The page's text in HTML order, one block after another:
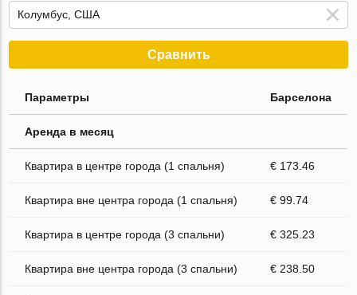
Сравнить
Параметры Барселона
Аренда в месяц
Квартира в центре города (1 спальня) € 173.46
Квартира вне центра города (1 спальня) € 99.74
Квартира в центре города (3 спальни) € 325.23
Квартира вне центра города (3 спальни) € 238.50